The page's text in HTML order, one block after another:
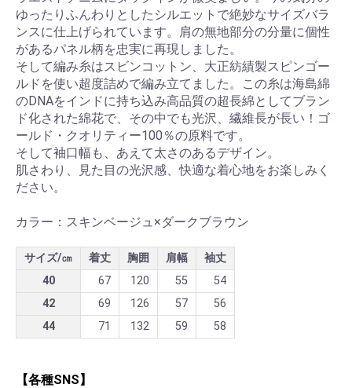
ゆったりふんわりとしたシルエットで絶妙なサイズバラ
ンスに仕上げられています。肩の無地部分の分量に個性
があるパネル柄を忠実に再現しました。
そして編み糸はスビンコットン、大正紡績製スピンゴー
ルドを使い超度詰めで編み立てました。この糸は海島綿
のDNAをインドに持ち込み高品質の超長綿としてブラン
ド化された綿花で、その中でも光沢、繊維長が長い！ゴ
ールド・クオリティー100％の原料です。
そして袖口幅も、あえて太さのあるデザイン。
肌さわり、見た目の光沢感、快適な着心地をお楽しみく
ださい。
カラー：スキンベージュ×ダークブラウン
サイズ/㎝ 着丈 胸囲 肩幅
袖丈
40
67 120 55
54
42
69 126 57
56
44
71 132 59 58
【各種SNS】